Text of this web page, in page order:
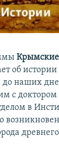
КРЫМА
об
наших
с доктором
в
о